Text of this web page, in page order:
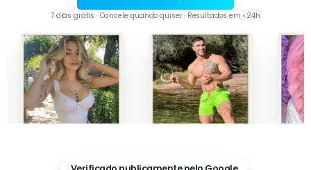
7 dias grátis · Cancele quando quiser · Resultados em <24h